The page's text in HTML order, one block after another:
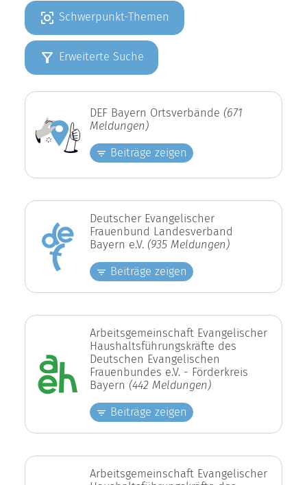
Schwerpunkt-Themen
Erweiterte Suche
DEF Bayern Ortsverbände (671
Meldungen)
Beiträge zeigen
Deutscher Evangelischer
Frauenbund Landesverband
Bayern e.V. (935 Meldungen)
Beiträge zeigen
Arbeitsgemeinschaft Evangelischer
Haushaltsführungskräfte des
Deutschen Evangelischen
Frauenbundes e.V. - Förderkreis
Bayern (442 Meldungen)
Beiträge zeigen
Arbeitsgemeinschaft Evangelischer